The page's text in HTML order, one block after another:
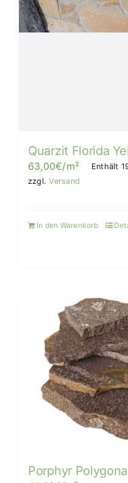
Quarzit Florida
63,00€/m² Enthält
zzgl.Versand
In den Warenkorb
Porphyr